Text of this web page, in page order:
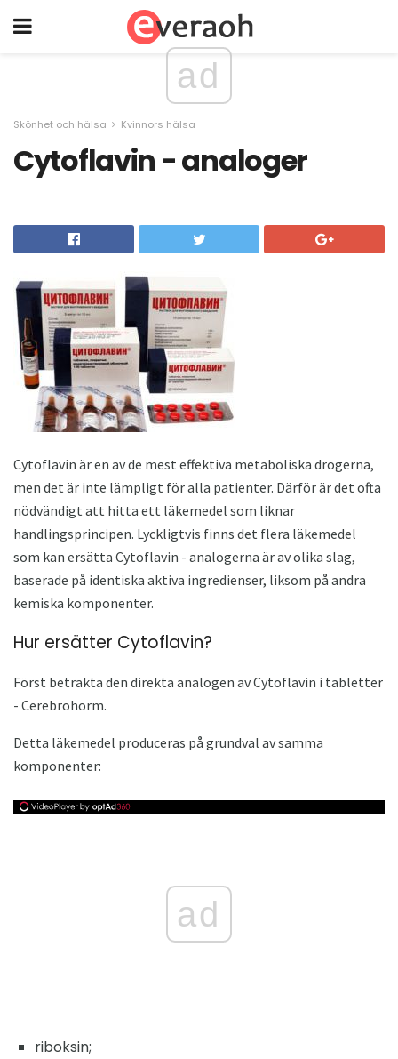
ad
Skönhet och hälsa Kvinnors hälsa
Cytoflavin - analoger
Cytoflavin är en av de mest effektiva metaboliska drogerna,
men det är inte lämpligt för alla patienter. Därför är det ofta
nödvändigt att hitta ett läkemedel som liknar
handlingsprincipen. Lyckligtvis finns det flera läkemedel
som kan ersätta Cytoflavin - analogerna är av olika slag,
baserade på identiska aktiva ingredienser, liksom på andra
kemiska komponenter.
Hur ersätter Cytoflavin?
Först betrakta den direkta analogen av Cytoflavin i tabletter
- Cerebrohorm.
Detta läkemedel produceras på grundval av samma
komponenter:
ad
riboksin;